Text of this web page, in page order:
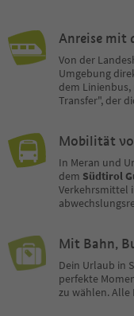
Anreise mit
Von der
Umgebung
dem
Transfer", der
Mobilität
In Meran und
dem Südtirol
Verkehrsmittel
Mit Bahn,
Dein Urlaub in
perfekte
zu wählen.